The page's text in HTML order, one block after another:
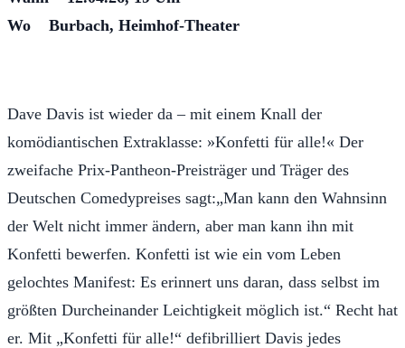
Wo Burbach, Heimhof-Theater
Dave Davis ist wieder da – mit einem Knall der
komödiantischen Extraklasse: »Konfetti für alle!« Der
zweifache Prix-Pantheon-Preisträger und Träger des
Deutschen Comedypreises sagt:„Man kann den Wahnsinn
der Welt nicht immer ändern, aber man kann ihn mit
Konfetti bewerfen. Konfetti ist wie ein vom Leben
gelochtes Manifest: Es erinnert uns daran, dass selbst im
größten Durcheinander Leichtigkeit möglich ist.“ Recht hat
er. Mit „Konfetti für alle!“ defibrilliert Davis jedes